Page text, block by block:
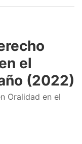
el
(2022)
Oralidad en el